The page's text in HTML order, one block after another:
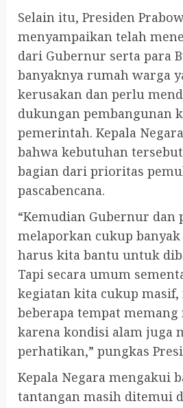
Selain itu, Presiden
menyampaikan telah
dari Gubernur serta para
banyaknya rumah warga
kerusakan dan perlu
dukungan pembangunan
pemerintah. Kepala
bahwa kebutuhan
bagian dari prioritas
pascabencana.
“Kemudian Gubernur dan
melaporkan cukup
harus kita bantu untuk
Tapi secara umum
kegiatan kita cukup masif,
beberapa tempat
karena kondisi alam juga
perhatikan,” pungkas
Kepala Negara mengakui
tantangan masih ditemui